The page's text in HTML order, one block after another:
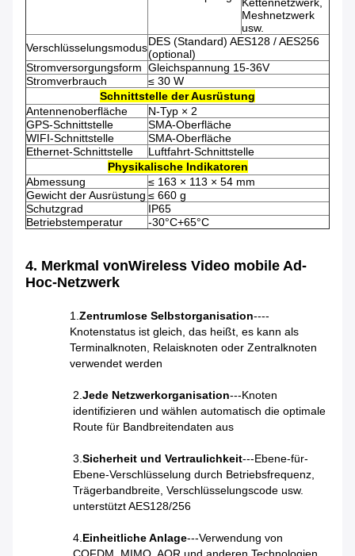
Kettennetzwerk,
Meshnetzwerk
usw.
VerschlüsselungsmodusDES (Standard) AES128 / AES256
(optional)
Stromversorgungsform Gleichspannung 15-36V
Stromverbrauch
≤ 30 W
Schnittstelle der Ausrüstung
Antennenoberfläche
N-Typ × 2
GPS-Schnittstelle
SMA-Oberfläche
WIFI-Schnittstelle
SMA-Oberfläche
Ethernet-Schnittstelle
Luftfahrt-Schnittstelle
Physikalische Indikatoren
Abmessung
≤ 163 × 113 × 54 mm
Gewicht der Ausrüstung ≤ 660 g
Schutzgrad
IP65
Betriebstemperatur
-30°C+65°C
4. Merkmal vonWireless Video mobile Ad-
Hoc-Netzwerk
1.Zentrumlose Selbstorganisation----
Knotenstatus ist gleich, das heißt, es kann als
Terminalknoten, Relaisknoten oder Zentralknoten
verwendet werden
2.Jede Netzwerkorganisation---Knoten
identifizieren und wählen automatisch die optimale
Route für Bandbreitendaten aus
3.Sicherheit und Vertraulichkeit---Ebene-für-
Ebene-Verschlüsselung durch Betriebsfrequenz,
Trägerbandbreite, Verschlüsselungscode usw.
unterstützt AES128/256
4.Einheitliche Anlage---Verwendung von